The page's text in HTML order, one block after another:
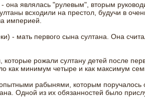
она являлась "рулевым", вторым
всходили на престол, будучи в
империей.
- мать первого сына султана. Она
рожали султану детей после
как минимум четыре и как максимум
рабынями, которым поручалось
Одной из их обязанностей было